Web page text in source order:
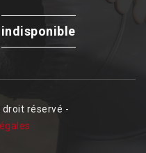
indisponible
réservé -